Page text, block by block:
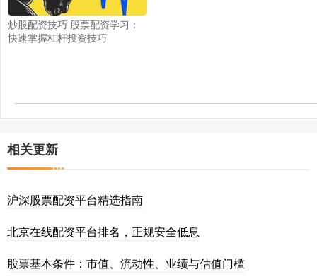
炒股配资技巧 股票配资学习：
快速掌握杠杆投资技巧
相关更新
沪深股票配资平台精选指南
北京在线配资平台排名，正规安全低息
股票基本条件：市值、流动性、业绩与估值门槛